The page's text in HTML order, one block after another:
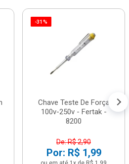
-31%
Chave Teste De Força
100v-250v - Fertak -
8200
De: R$ 2,90
Por: R$ 1,99